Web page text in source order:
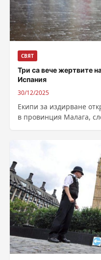
СВЯТ
Три са вече жертвите
Испания
30/12/2025
Екипи за издирване
в провинция Малага,